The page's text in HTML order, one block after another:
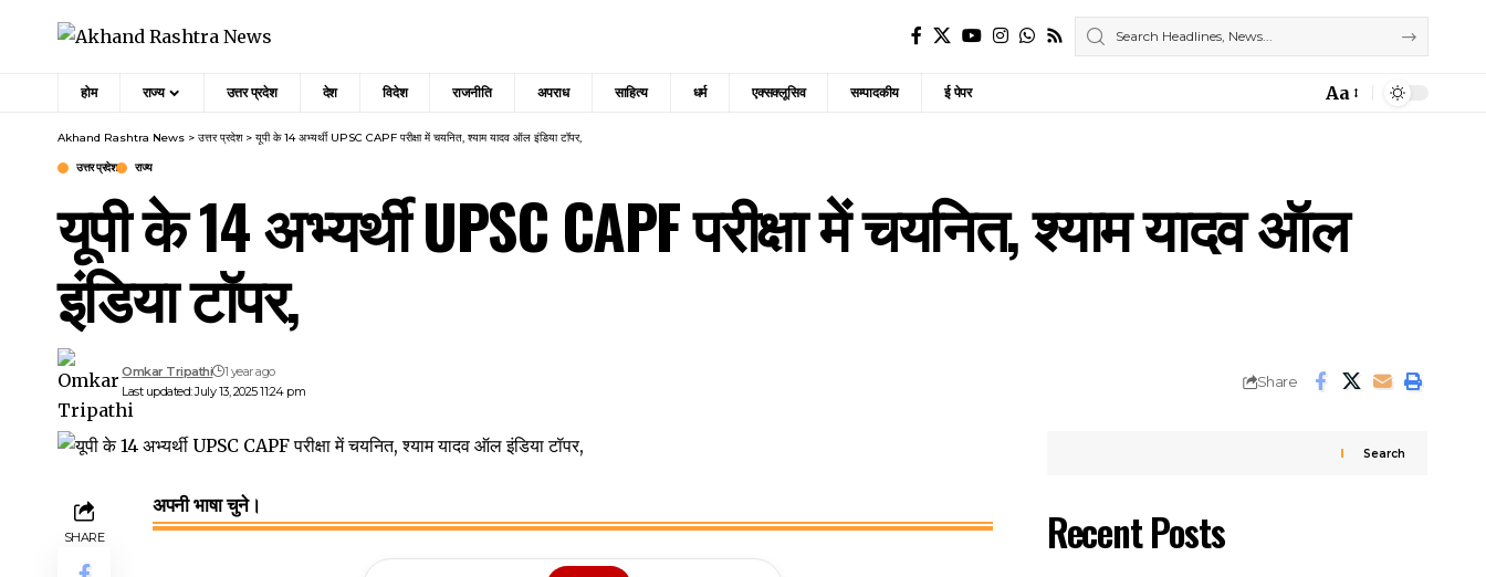
होम राज्य उत्तर प्रदेश देश विदेश राजनीति अपराध साहित्य धर्म एक्सक्लूसिव सम्पादकीय ई पेपर
Font
Aa
Akhand Rashtra News > उत्तर प्रदेश> यूपी के 14 अभ्यर्थी UPSC CAPF परीक्षा में चयनित, श्याम यादव ऑल इंडिया टॉपर,
उत्तर प्रदेश राज्य
यूपी के 14 अभ्यर्थी UPSC CAPF परीक्षा में चयनित, श्याम यादव ऑल
इंडिया टॉपर,
Last updated: July 13, 2025 11:24 pm
Omkar Tripathi 1 year ago
Share
SHARE
अपनी भाषा चुने।
Search
Recent Posts